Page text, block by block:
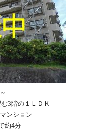
3階の１ＬＤＫ
ンション
約4分